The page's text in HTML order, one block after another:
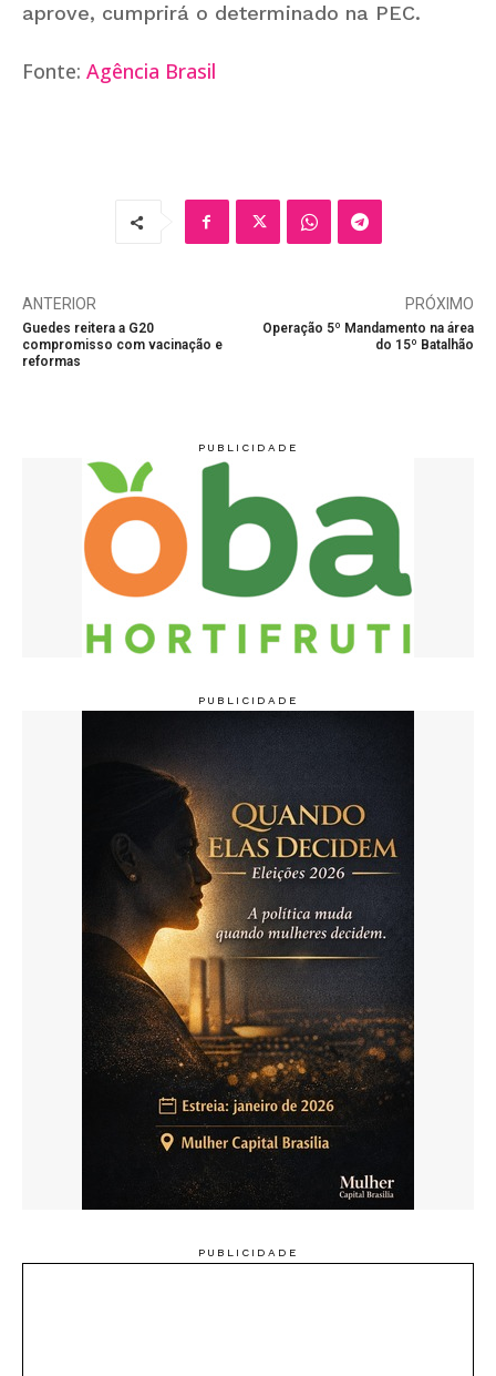
aprove, cumprirá o determinado na PEC.
Fonte: Agência Brasil
ANTERIOR
Guedes reitera a G20
compromisso com vacinação e
reformas
PRÓXIMO
Operação 5º Mandamento na área
do 15º Batalhão